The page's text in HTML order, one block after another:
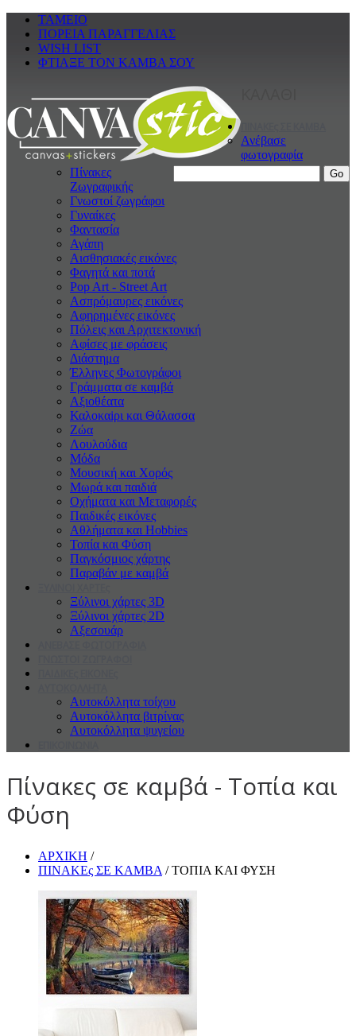
ΤΑΜΕΙΟ
ΠΟΡΕΙΑ ΠΑΡΑΓΓΕΛΙΑΣ
WISH LIST
ΦΤΙΑΞΕ ΤΟΝ ΚΑΜΒΑ ΣΟΥ
Ανέβασε
φωτογραφία
Πίνακες
Ζωγραφικής
Γνωστοί ζωγράφοι
Γυναίκες
Φαντασία
Αγάπη
Αισθησιακές εικόνες
Φαγητά και ποτά
Pop Art - Street Art
Ασπρόμαυρες εικόνες
Αφηρημένες εικόνες
Πόλεις και Αρχιτεκτονική
Αφίσες με φράσεις
Διάστημα
Έλληνες Φωτογράφοι
Γράμματα σε καμβά
Αξιοθέατα
Καλοκαiρι και Θάλασσα
Ζώα
Λουλούδια
Μόδα
Μουσική και Χορός
Μωρά και παιδιά
Οχήματα και Μεταφορές
Παιδικές εικόνες
Αθλήματα και Hobbies
Τοπία και Φύση
Παγκόσμιος χάρτης
Παραβάν με καμβά
Ξύλινοι χάρτες 3D
Ξύλινοι χάρτες 2D
Αξεσουάρ
Αυτοκόλλητα τοίχου
Αυτοκόλλητα βιτρίνας
Αυτοκόλλητα ψυγείου
Πίνακες σε καμβά - Τοπία και
Φύση
ΑΡΧΙΚΗ /
ΠΙΝΑΚΕς ΣΕ ΚΑΜΒΑ / ΤΟΠΙΑ ΚΑΙ ΦΥΣΗ